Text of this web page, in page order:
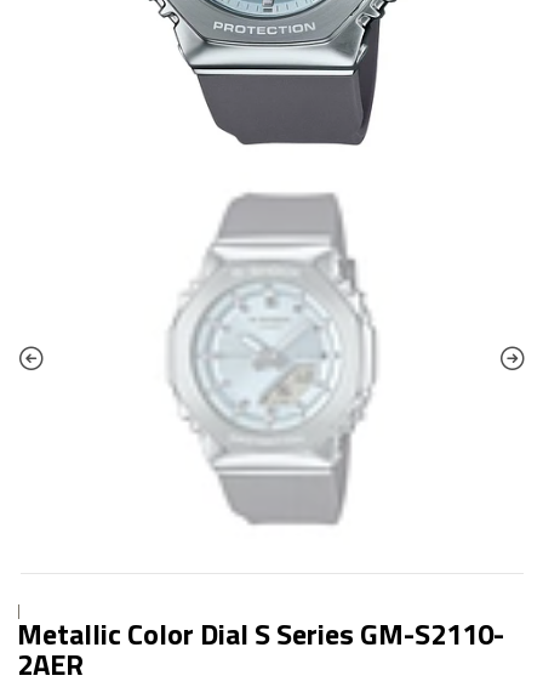
|
Metallic Color Dial S Series GM-S2110-
2AER